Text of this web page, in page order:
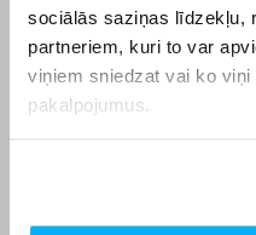
sociālās saziņas līdzekļu,
partneriem, kuri to var
viņiem sniedzat vai ko
pakalpojumus.
Raksturlielumi
Ražotājs